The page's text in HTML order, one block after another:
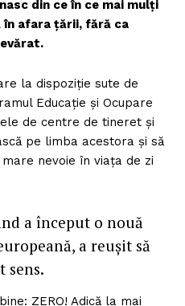
din ce în ce mai mulți
în afara țării, fără ca
la dispoziție sute de
Educație și Ocupare
de centre de tineret și
pe limba acestora și să
nevoie în viața de zi
a început o nouă
a reușit să
sens.
ZERO! Adică la mai